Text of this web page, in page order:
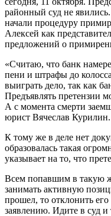
районный суд не
начали процедуру
Алексей как
предложений о
«Считаю, что банк
пени и штрафы до
выиграть дело, так как
Предъявлять претензии
А с момента смерти
юрист Вячеслав Курилин.
К тому же в деле нет
образовалась такая
указывает на то, что
Всем попавшим в такую
занимать активную
прошел, то отклонить
заявлению. Идите в суд и